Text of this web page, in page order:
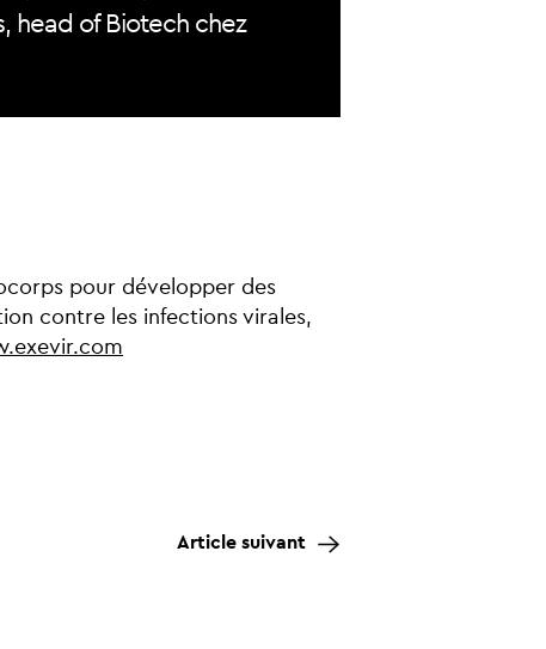
head of Biotech chez
pour développer des
contre les infections virales,
Article suivant